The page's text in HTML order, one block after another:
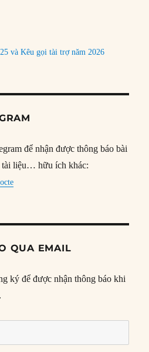
và Kêu gọi tài trợ năm 2026
để nhận được thông báo bài
tài liệu… hữu ích khác:
QUA EMAIL
ký để được nhận thông báo khi